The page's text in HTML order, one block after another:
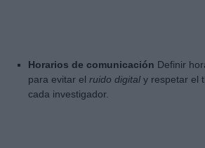
Horarios de comunicación Definir
para evitar el ruido digital y respetar el
cada investigador.